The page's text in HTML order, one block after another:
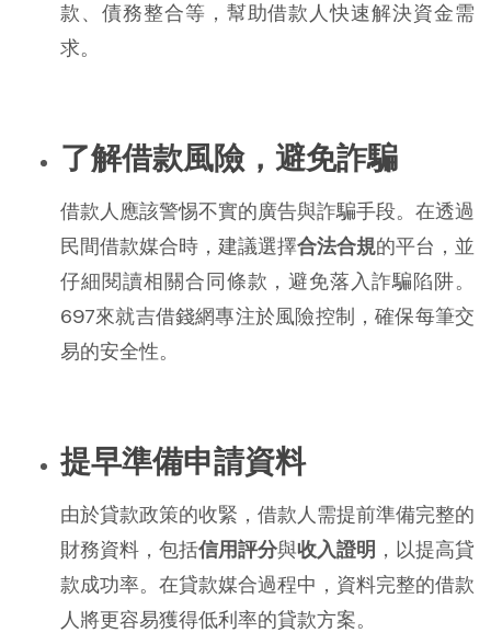
款、債務整合等，幫助借款人快速解決資金需
求。
了解借款風險，避免詐騙
借款人應該警惕不實的廣告與詐騙手段。在透過
民間借款媒合時，建議選擇合法合規的平台，並
仔細閱讀相關合同條款，避免落入詐騙陷阱。
697來就吉借錢網專注於風險控制，確保每筆交
易的安全性。
提早準備申請資料
由於貸款政策的收緊，借款人需提前準備完整的
財務資料，包括信用評分與收入證明 ，以提高貸
款成功率。在貸款媒合過程中，資料完整的借款
人將更容易獲得低利率的貸款方案。